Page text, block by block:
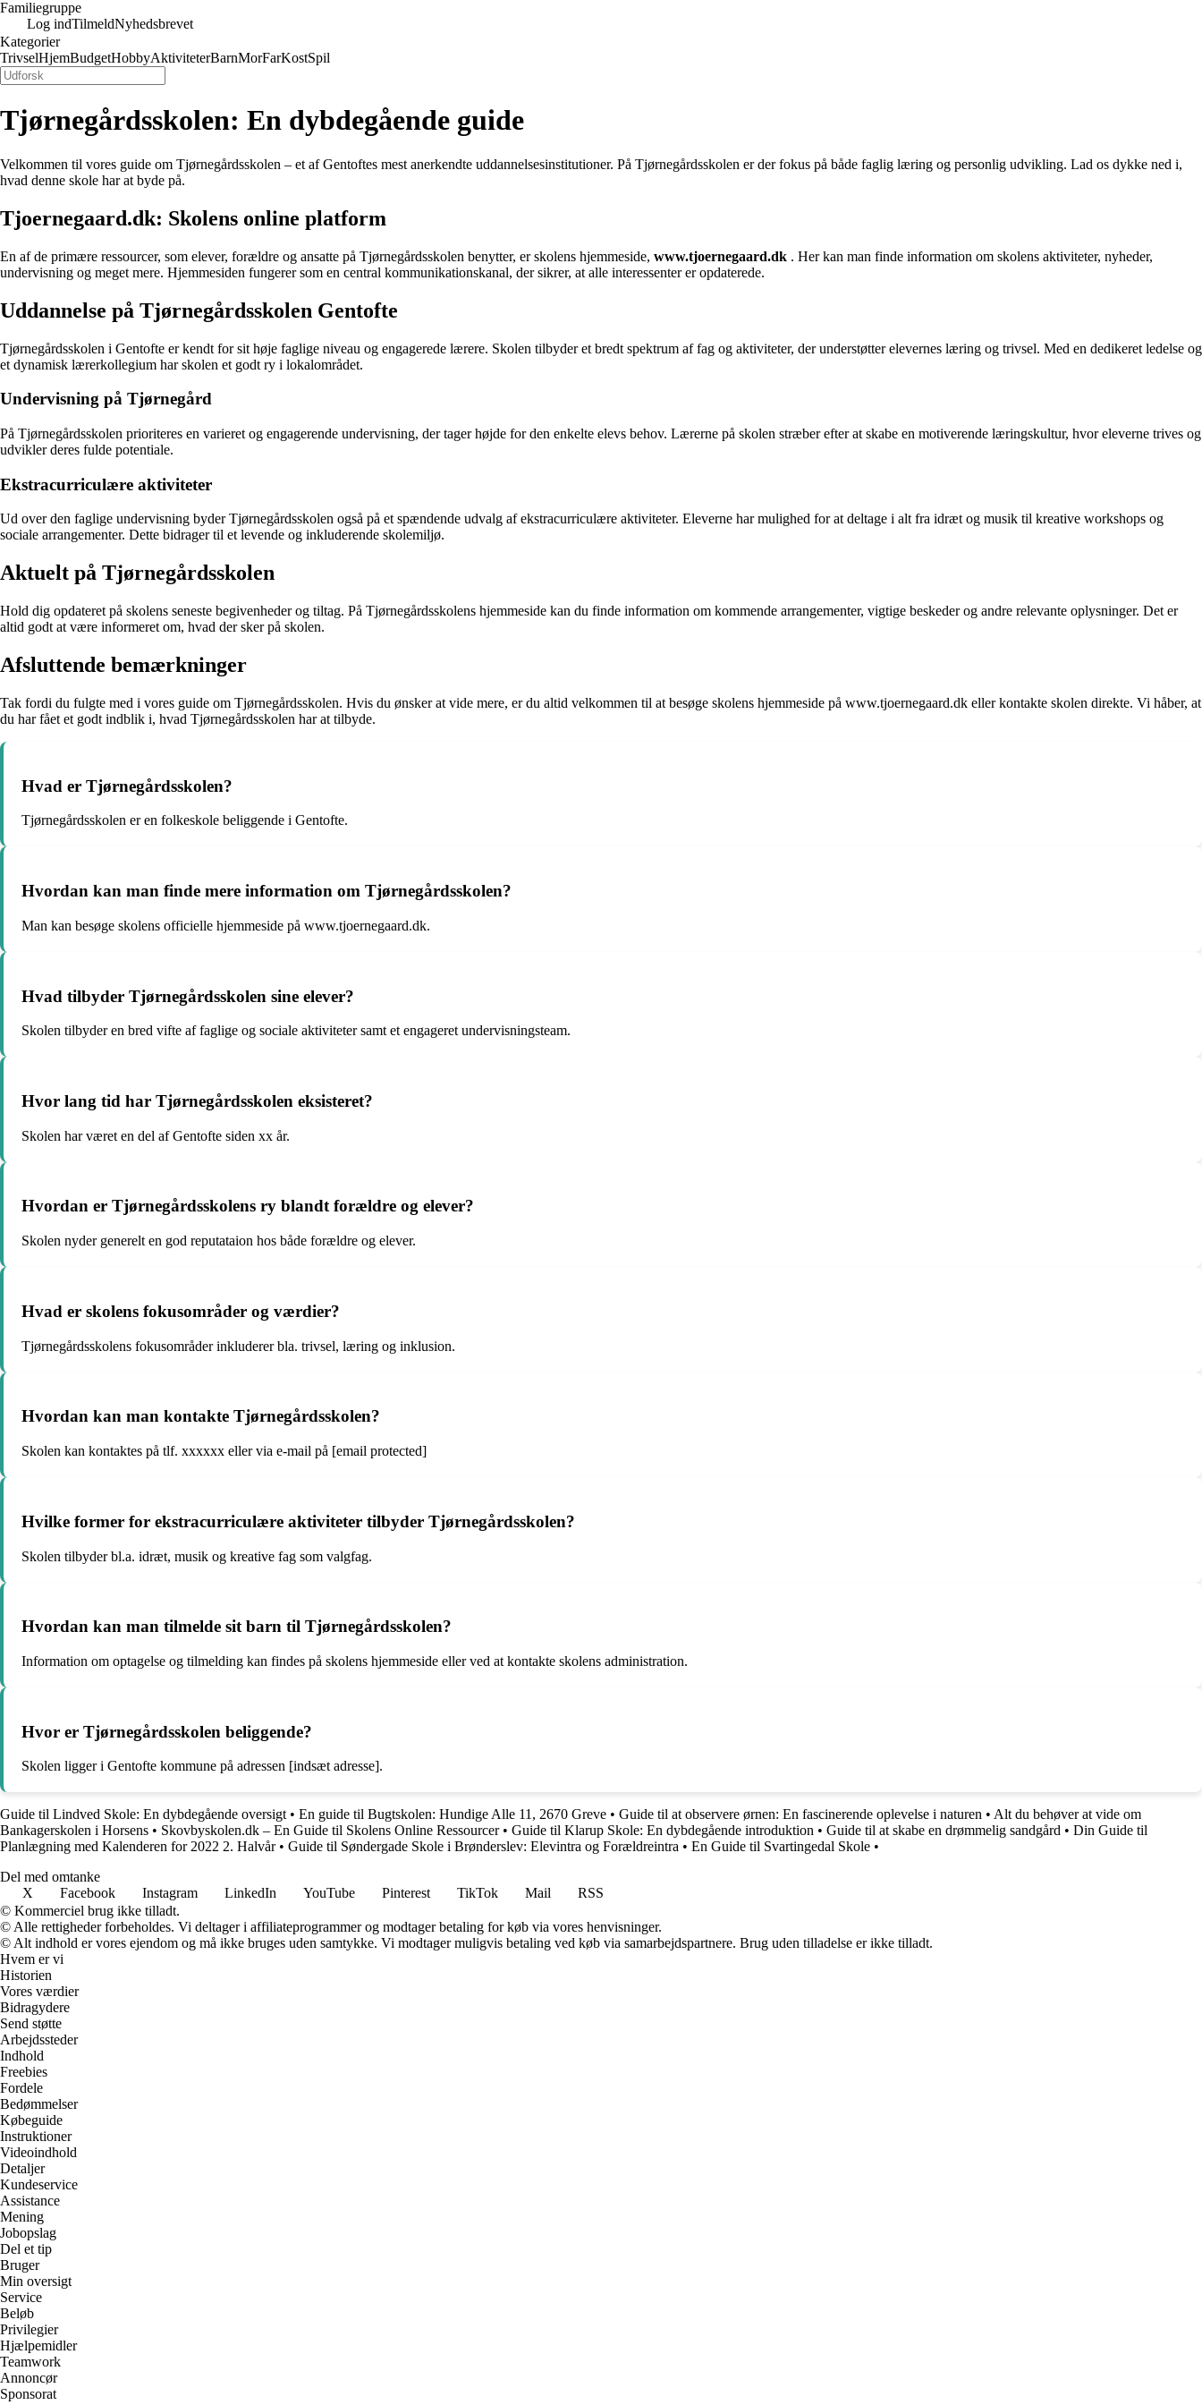
Familiegruppe
Log indTilmeldNyhedsbrevet
Kategorier
TrivselHjemBudgetHobbyAktiviteterBarnMorFarKostSpil
Tjørnegårdsskolen: En dybdegående guide
Velkommen til vores guide om Tjørnegårdsskolen – et af Gentoftes mest anerkendte uddannelsesinstitutioner. På Tjørnegårdsskolen er der fokus på både faglig læring og personlig udvikling. Lad os dykke ned i,
hvad denne skole har at byde på.
Tjoernegaard.dk: Skolens online platform
En af de primære ressourcer, som elever, forældre og ansatte på Tjørnegårdsskolen benytter, er skolens hjemmeside, www.tjoernegaard.dk . Her kan man finde information om skolens aktiviteter, nyheder,
undervisning og meget mere. Hjemmesiden fungerer som en central kommunikationskanal, der sikrer, at alle interessenter er opdaterede.
Uddannelse på Tjørnegårdsskolen Gentofte
Tjørnegårdsskolen i Gentofte er kendt for sit høje faglige niveau og engagerede lærere. Skolen tilbyder et bredt spektrum af fag og aktiviteter, der understøtter elevernes læring og trivsel. Med en dedikeret ledelse og
et dynamisk lærerkollegium har skolen et godt ry i lokalområdet.
Undervisning på Tjørnegård
På Tjørnegårdsskolen prioriteres en varieret og engagerende undervisning, der tager højde for den enkelte elevs behov. Lærerne på skolen stræber efter at skabe en motiverende læringskultur, hvor eleverne trives og
udvikler deres fulde potentiale.
Ekstracurriculære aktiviteter
Ud over den faglige undervisning byder Tjørnegårdsskolen også på et spændende udvalg af ekstracurriculære aktiviteter. Eleverne har mulighed for at deltage i alt fra idræt og musik til kreative workshops og
sociale arrangementer. Dette bidrager til et levende og inkluderende skolemiljø.
Aktuelt på Tjørnegårdsskolen
Hold dig opdateret på skolens seneste begivenheder og tiltag. På Tjørnegårdsskolens hjemmeside kan du finde information om kommende arrangementer, vigtige beskeder og andre relevante oplysninger. Det er
altid godt at være informeret om, hvad der sker på skolen.
Afsluttende bemærkninger
Tak fordi du fulgte med i vores guide om Tjørnegårdsskolen. Hvis du ønsker at vide mere, er du altid velkommen til at besøge skolens hjemmeside på www.tjoernegaard.dk eller kontakte skolen direkte. Vi håber, at
du har fået et godt indblik i, hvad Tjørnegårdsskolen har at tilbyde.
Hvad er Tjørnegårdsskolen?
Tjørnegårdsskolen er en folkeskole beliggende i Gentofte.
Hvordan kan man finde mere information om Tjørnegårdsskolen?
Man kan besøge skolens officielle hjemmeside på www.tjoernegaard.dk.
Hvad tilbyder Tjørnegårdsskolen sine elever?
Skolen tilbyder en bred vifte af faglige og sociale aktiviteter samt et engageret undervisningsteam.
Hvor lang tid har Tjørnegårdsskolen eksisteret?
Skolen har været en del af Gentofte siden xx år.
Hvordan er Tjørnegårdsskolens ry blandt forældre og elever?
Skolen nyder generelt en god reputataion hos både forældre og elever.
Hvad er skolens fokusområder og værdier?
Tjørnegårdsskolens fokusområder inkluderer bla. trivsel, læring og inklusion.
Hvordan kan man kontakte Tjørnegårdsskolen?
Skolen kan kontaktes på tlf. xxxxxx eller via e-mail på [email protected]
Hvilke former for ekstracurriculære aktiviteter tilbyder Tjørnegårdsskolen?
Skolen tilbyder bl.a. idræt, musik og kreative fag som valgfag.
Hvordan kan man tilmelde sit barn til Tjørnegårdsskolen?
Information om optagelse og tilmelding kan findes på skolens hjemmeside eller ved at kontakte skolens administration.
Hvor er Tjørnegårdsskolen beliggende?
Skolen ligger i Gentofte kommune på adressen [indsæt adresse].
Guide til Lindved Skole: En dybdegående oversigt • En guide til Bugtskolen: Hundige Alle 11, 2670 Greve • Guide til at observere ørnen: En fascinerende oplevelse i naturen • Alt du behøver at vide om
Bankagerskolen i Horsens • Skovbyskolen.dk – En Guide til Skolens Online Ressourcer• Guide til Klarup Skole: En dybdegående introduktion • Guide til at skabe en drømmelig sandgård • Din Guide til
Planlægning med Kalenderen for 2022 2. Halvår• Guide til Søndergade Skole i Brønderslev: Elevintra og Forældreintra • En Guide til Svartingedal Skole •
Del med omtanke
X
Facebook Instagram LinkedIn YouTube Pinterest TikTok Mail
RSS
© Kommerciel brug ikke tilladt.
© Alle rettigheder forbeholdes. Vi deltager i affiliateprogrammer og modtager betaling for køb via vores henvisninger.
© Alt indhold er vores ejendom og må ikke bruges uden samtykke. Vi modtager muligvis betaling ved køb via samarbejdspartnere. Brug uden tilladelse er ikke tilladt.
Hvem er vi
Historien
Vores værdier
Bidragydere
Send støtte
Arbejdssteder
Indhold
Freebies
Fordele
Bedømmelser
Købeguide
Instruktioner
Videoindhold
Detaljer
Kundeservice
Assistance
Mening
Jobopslag
Del et tip
Bruger
Min oversigt
Service
Beløb
Privilegier
Hjælpemidler
Teamwork
Annoncør
Sponsorat